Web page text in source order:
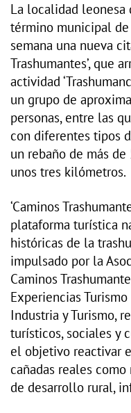
La localidad leonesa
término municipal de
semana una nueva
Trashumantes’, que
actividad
un grupo de
personas, entre las
con diferentes tipos
un rebaño de más
unos tres kilómetros.
‘Caminos
plataforma turística
históricas de la
impulsado por la
Caminos
Experiencias
Industria y Turismo,
turísticos, sociales y
el objetivo reactivar
cañadas reales
de desarrollo rural,